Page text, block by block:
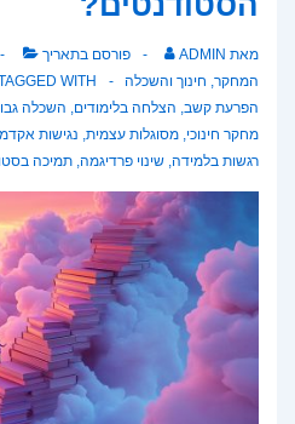
מאת ADMIN פורסם בתאריך
המחקר, חינוך והשכלה WITH
הפרעת קשב, הצלחה בלימודים, השכלה
מחקר חינוכי, מסוגלות עצמית, נגישות
רגשות בלמידה, שינוי פרדיגמה, תמיכה